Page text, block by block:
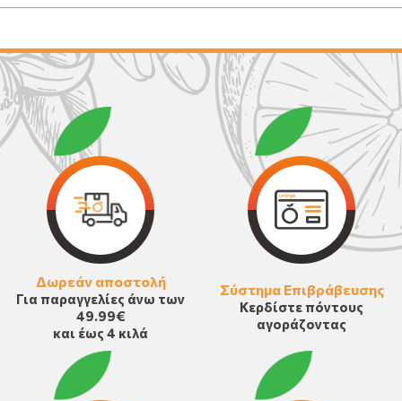
Δωρεάν αποστολή
Για παραγγελίες άνω των
49.99€
και έως 4 κιλά
Σύστημα Επιβράβευσης
Κερδίστε πόντους
αγοράζοντας